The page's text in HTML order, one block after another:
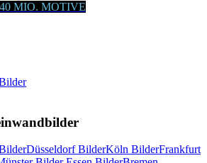
MIO. MOTIVE
Düsseldorf BilderKöln BilderFrankfurt